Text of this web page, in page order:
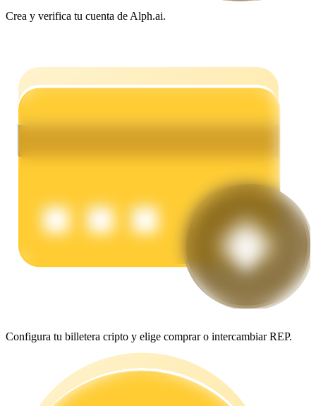
Earn
Gana recompensas competitivas diariamente
Crea y verifica tu cuenta de Alph.ai.
Configura tu billetera cripto y elige comprar o intercambiar REP.